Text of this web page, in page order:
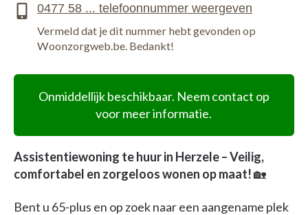
Onmiddellijk beschikbaar. Neem contact op
voor meer informatie.
Assistentiewoning te huur in Herzele – Veilig,
comfortabel en zorgeloos wonen op maat!🏡
Bent u 65-plus en op zoek naar een aangename plek
Vermeld dat je dit nummer hebt gevonden op
Woonzorgweb.be. Bedankt!